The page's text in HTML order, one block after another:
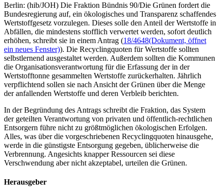
Berlin: (hib/JOH) Die Fraktion Bündnis 90/Die Grünen fordert die
Bundesregierung auf, ein ökologisches und Transparenz schaffendes
Wertstoffgesetz vorzulegen. Dieses solle den Anteil der Wertstoffe in
Abfällen, die mindestens stofflich verwertet werden, sofort deutlich
erhöhen, schreibt sie in einem Antrag (18/4648(Dokument, öffnet
ein neues Fenster)). Die Recyclingquoten für Wertstoffe sollten
selbstlernend ausgestaltet werden. Außerdem sollten die Kommunen
die Organisationsverantwortung für die Erfassung der in der
Wertstofftonne gesammelten Wertstoffe zurückerhalten. Jährlich
verpflichtend sollen sie nach Ansicht der Grünen über die Menge
der anfallenden Wertstoffe und deren Verbleib berichten.
In der Begründung des Antrags schreibt die Fraktion, das System
der geteilten Verantwortung von privaten und öffentlich-rechtlichen
Entsorgern führe nicht zu größtmöglichen ökologischen Erfolgen.
Alles, was über die vorgeschriebenen Recyclingquoten hinausgehe,
werde in die günstigste Entsorgung gegeben, üblicherweise die
Verbrennung. Angesichts knapper Ressourcen sei diese
Verschwendung aber nicht akzeptabel, urteilen die Grünen.
Herausgeber